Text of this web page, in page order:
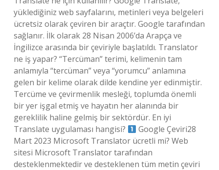
yüklediğiniz web sayfalarını, metinleri veya belgeleri
ücretsiz olarak çeviren bir araçtır. Google tarafından
sağlanır. İlk olarak 28 Nisan 2006’da Arapça ve
İngilizce arasında bir çeviriyle başlatıldı. Translator
ne iş yapar? “Tercüman” terimi, kelimenin tam
anlamıyla “tercüman” veya “yorumcu” anlamına
gelen bir kelime olarak dilde kendine yer edinmiştir.
Tercüme ve çevirmenlik mesleği, toplumda önemli
bir yer işgal etmiş ve hayatın her alanında bir
gereklilik haline gelmiş bir sektördür. En iyi
Translate uygulaması hangisi?
Google Çeviri28
Mart 2023 Microsoft Translator ücretli mi? Web
sitesi Microsoft Translator tarafından
desteklenmektedir ve desteklenen tüm metin çeviri